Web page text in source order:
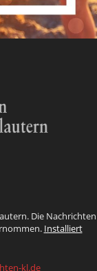
Die Nachrichten
Installiert
kl.de